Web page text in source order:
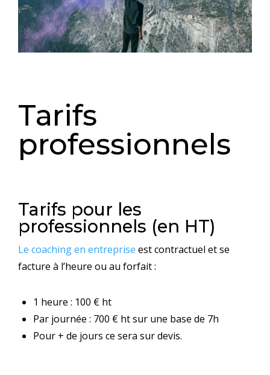
Tarifs
professionnels
Tarifs pour les
professionnels (en HT)
Le coaching en entreprise est contractuel et se
facture à l’heure ou au forfait :
1 heure : 100 € ht
Par journée : 700 € ht sur une base de 7h
Pour + de jours ce sera sur devis.